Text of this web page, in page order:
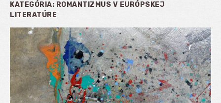
KATEGÓRIA: ROMANTIZMUS V EURÓPSKEJ
LITERATÚRE